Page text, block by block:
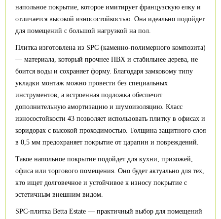
напольное покрытие, которое имитирует французскую елку и
отличается высокой износостойкостью. Она идеально подойдет
для помещений с большой нагрузкой на пол.
Плитка изготовлена из SPC (каменно-полимерного композита)
— материала, который прочнее ПВХ и стабильнее дерева, не
боится воды и сохраняет форму. Благодаря замковому типу
укладки монтаж можно провести без специальных
инструментов, а встроенная подложка обеспечит
дополнительную амортизацию и шумоизоляцию. Класс
износостойкости 43 позволяет использовать плитку в офисах и
коридорах с высокой проходимостью. Толщина защитного слоя
в 0,5 мм предохраняет покрытие от царапин и повреждений.
Такое напольное покрытие подойдет для кухни, прихожей,
офиса или торгового помещения. Оно будет актуально для тех,
кто ищет долговечное и устойчивое к износу покрытие с
эстетичным внешним видом.
SPC-плитка Betta Estate — практичный выбор для помещений